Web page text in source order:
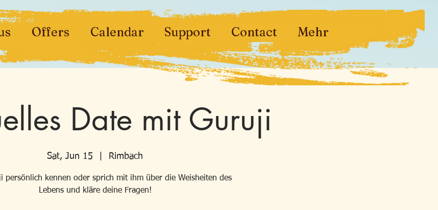
Offers Calendar Support Contact Mehr
Date mit Guruji
Sat, Jun 15 Rimbach
persönlich kennen oder sprich mit ihm über die Weisheiten des
Lebens und kläre deine Fragen!